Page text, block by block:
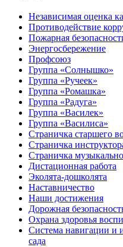
Независимая оценка
Противодействие
Пожарная
Энергосбережение
Профсоюз
Группа «Солнышко»
Группа «Ручеек»
Группа «Ромашка»
Группа «Радуга»
Группа «Василек»
Группа «Василиса»
Страничка старшего
Страничка
Страничка
Дистационная работа
Эколята-дошколята
Наставничество
Наши достижения
Дорожная
Охрана здоровья
Система навигации и
сада